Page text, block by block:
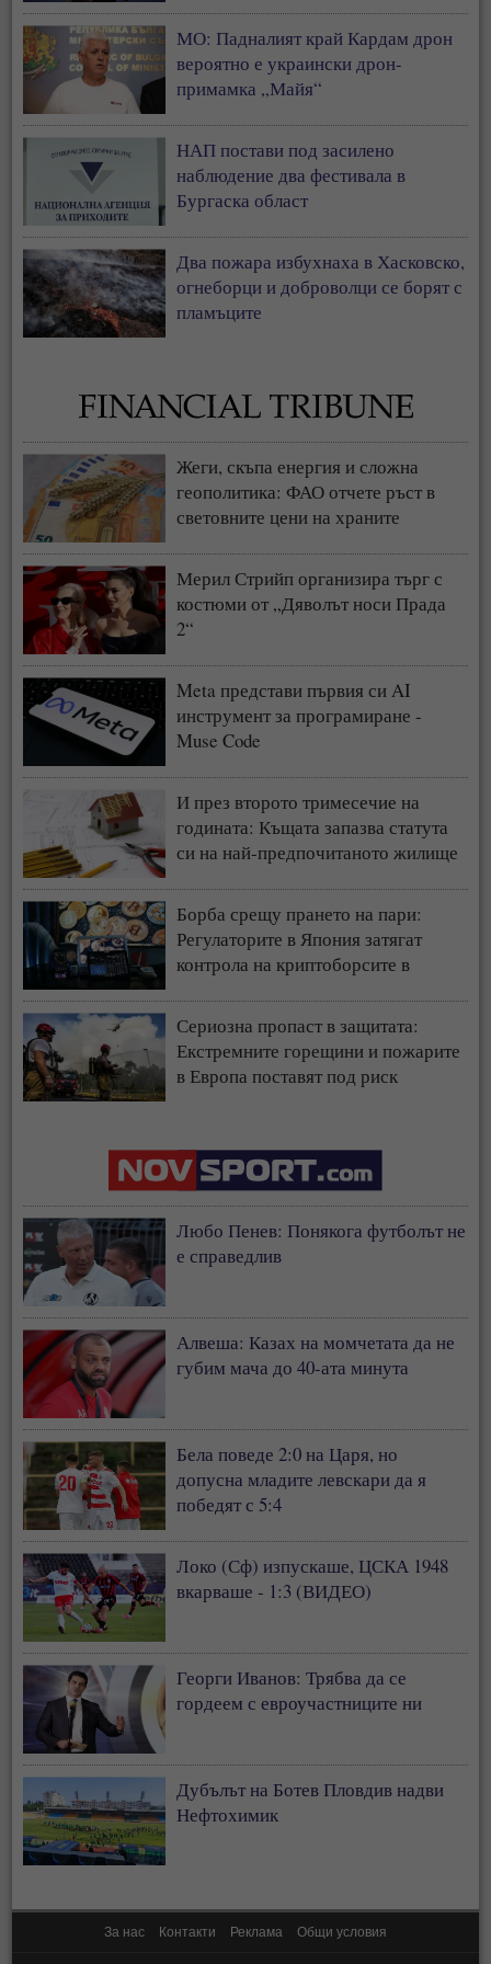
МО: Падналият край Кардам дрон
вероятно е украински дрон-
примамка „Майя“
НАП постави под засилено
наблюдение два фестивала в
Бургаска област
Два пожара избухнаха в Хасковско,
огнеборци и доброволци се борят с
пламъците
Жеги, скъпа енергия и сложна
геополитика: ФАО отчете ръст в
световните цени на храните
Мерил Стрийп организира търг с
костюми от „Дяволът носи Прада
2“
Meta представи първия си AI
инструмент за програмиране -
Muse Code
И през второто тримесечие на
годината: Къщата запазва статута
си на най-предпочитаното жилище
Борба срещу прането на пари:
Регулаторите в Япония затягат
контрола на криптоборсите в
Сериозна пропаст в защитата:
Екстремните горещини и пожарите
в Европа поставят под риск
Любо Пенев: Понякога футболът не
е справедлив
Алвеша: Казах на момчетата да не
губим мача до 40-ата минута
Бела поведе 2:0 на Царя, но
допусна младите левскари да я
победят с 5:4
Локо (Сф) изпускаше, ЦСКА 1948
вкарваше - 1:3 (ВИДЕО)
Георги Иванов: Трябва да се
гордеем с евроучастниците ни
Дубълът на Ботев Пловдив надви
Нефтохимик
За нас Контакти Реклама Общи условия